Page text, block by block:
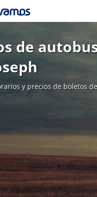
de
y precios de boletos